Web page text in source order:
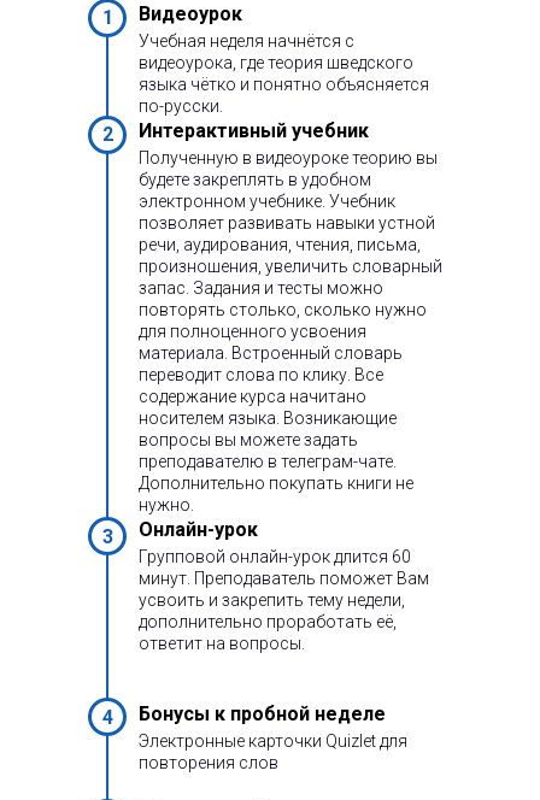
Учебная неделя начнётся с
видеоурока, где теория шведского
языка чётко и понятно объясняется
по-русски.
Видеоурок
1
2
3
Полученную в видеоуроке теорию вы
будете закреплять в удобном
электронном учебнике. Учебник
позволяет развивать навыки устной
речи, аудирования, чтения, письма,
произношения, увеличить словарный
запас. Задания и тесты можно
повторять столько, сколько нужно
для полноценного усвоения
материала. Встроенный словарь
переводит слова по клику. Все
содержание курса начитано
носителем языка. Возникающие
вопросы вы можете задать
преподавателю в телеграм-чате.
Дополнительно покупать книги не
нужно.
Интерактивный учебник
Групповой онлайн-урок длится 60
минут. Преподаватель поможет Вам
усвоить и закрепить тему недели,
дополнительно проработать её,
ответит на вопросы.
Онлайн-урок
Электронные карточки Quizlet для
повторения слов
Бонусы к пробной неделе
4